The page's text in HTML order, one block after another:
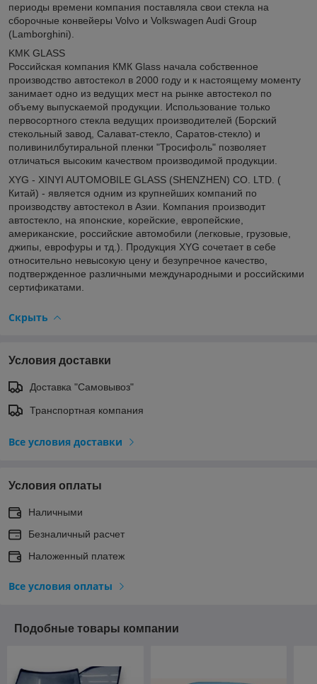
периоды времени компания поставляла свои стекла на
сборочные конвейеры Volvo и Volkswagen Audi Group
(Lamborghini).
KMK GLASS
Российская компания КМК Glass начала собственное
производство автостекол в 2000 году и к настоящему моменту
занимает одно из ведущих мест на рынке автостекол по
объему выпускаемой продукции. Использование только
первосортного стекла ведущих производителей (Борский
стекольный завод, Салават-стекло, Саратов-стекло) и
поливинилбутиральной пленки "Тросифоль" позволяет
отличаться высоким качеством производимой продукции.
XYG - XINYI AUTOMOBILE GLASS (SHENZHEN) CO. LTD. (
Китай) - является одним из крупнейших компаний по
производству автостекол в Азии. Компания производит
автостекло, на японские, корейские, европейские,
американские, российские автомобили (легковые, грузовые,
джипы, еврофуры и тд.). Продукция XYG сочетает в себе
относительно невысокую цену и безупречное качество,
подтвержденное различными международными и российскими
сертификатами.
Скрыть
Условия доставки
Доставка "Самовывоз"
Транспортная компания
Все условия доставки
Условия оплаты
Наличными
Безналичный расчет
Наложенный платеж
Все условия оплаты
Подобные товары компании